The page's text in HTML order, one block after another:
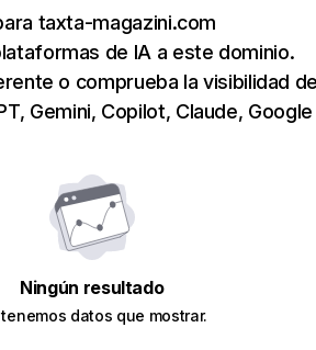
taxta-magazini.com
de IA a este dominio.
o comprueba la visibilidad
Gemini, Copilot, Claude,
Ningún resultado
datos que mostrar.